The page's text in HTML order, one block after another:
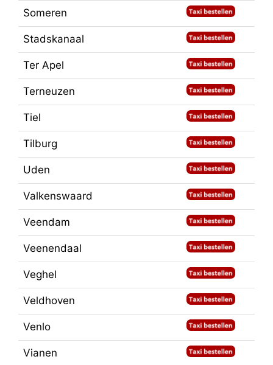
Someren
Stadskanaal
Ter Apel
Terneuzen
Tiel
Tilburg
Uden
Valkenswaard
Veendam
Veenendaal
Veghel
Veldhoven
Venlo
Vianen